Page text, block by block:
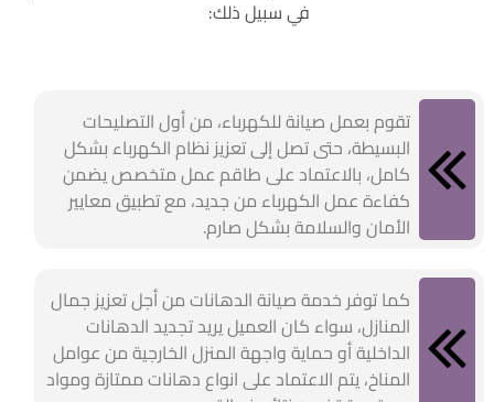
في سبيل ذلك:
تقوم بعمل صيانة للكهرباء، من أول التصليحات
البسيطة، حتى تصل إلى تعزيز نظام الكهرباء بشكل
كامل، بالاعتماد على طاقم عمل متخصص يضمن
كفاءة عمل الكهرباء من جديد، مع تطبيق معايير
الأمان والسلامة بشكل صارم.
كما توفر خدمة صيانة الدهانات من أجل تعزيز جمال
المنازل، سواء كان العميل يريد تجديد الدهانات
الداخلية أو حماية واجهة المنزل الخارجية من عوامل
المناخ، يتم الاعتماد على انواع دهانات ممتازة ومواد